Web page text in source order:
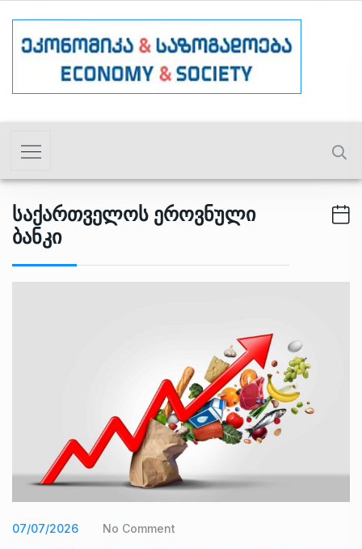
Საქართველოს Ეროვნული
Ბანკი
07/07/2026 No Comment